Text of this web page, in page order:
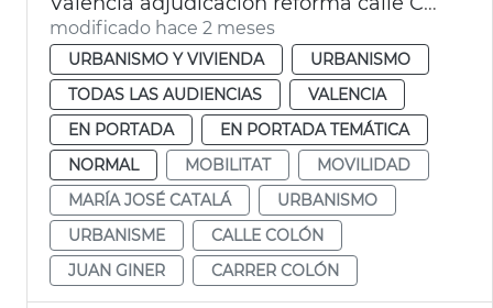
modificado hace 2 meses
URBANISMO Y VIVIENDA
URBANISMO
TODAS LAS AUDIENCIAS
VALENCIA
EN PORTADA
EN PORTADA TEMÁTICA
NORMAL
MOBILITAT
MOVILIDAD
MARÍA JOSÉ CATALÁ
URBANISMO
URBANISME
CALLE COLÓN
JUAN GINER
CARRER COLÓN